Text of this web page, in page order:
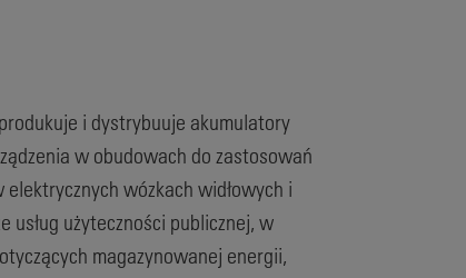
i dystrybuuje akumulatory
w obudowach do zastosowań
wózkach widłowych i
użyteczności publicznej, w
magazynowanej energii,